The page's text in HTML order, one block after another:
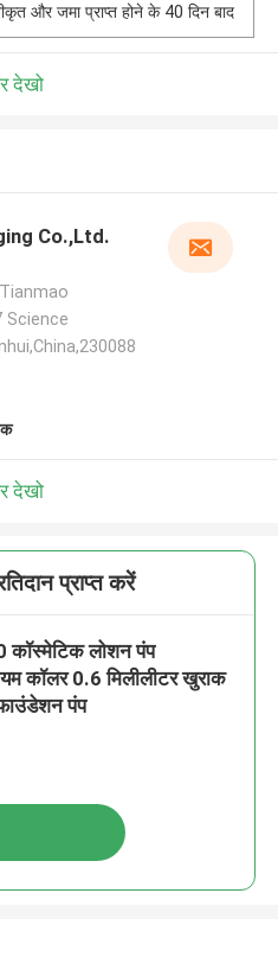
और जमा प्राप्त होने के 40 दिन बाद
देखो
Co.,Ltd.
Science
देखो
प्राप्त करें
कॉस्मेटिक लोशन पंप
कॉलर 0.6 मिलीलीटर खुराक
पंप